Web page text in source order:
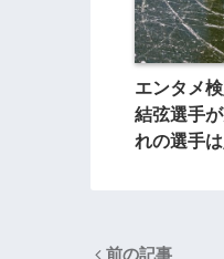
エンタメ
結弦選手
れの選手
前の記事